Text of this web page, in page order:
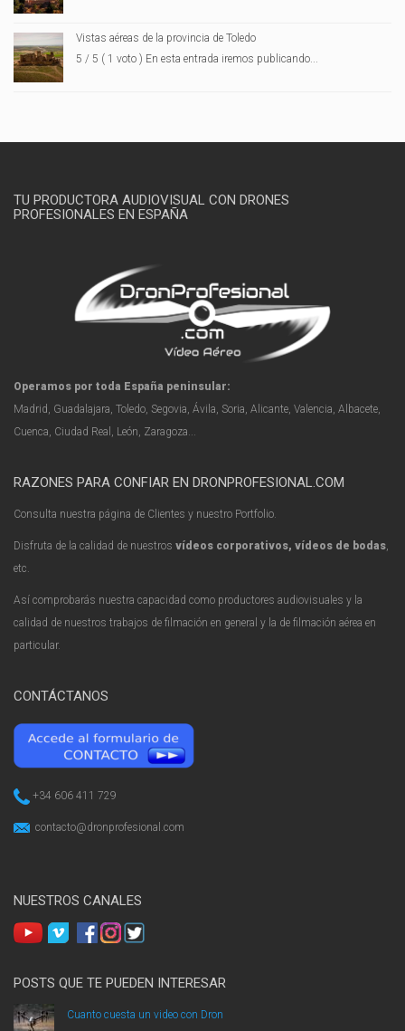
Vistas aéreas de la provincia de Toledo
5 / 5 ( 1 voto ) En esta entrada iremos publicando...
TU PRODUCTORA AUDIOVISUAL CON DRONES
PROFESIONALES EN ESPAÑA
Operamos por toda España peninsular:
Madrid, Guadalajara, Toledo, Segovia, Ávila, Soria, Alicante, Valencia, Albacete,
Cuenca, Ciudad Real, León, Zaragoza...
RAZONES PARA CONFIAR EN DRONPROFESIONAL.COM
Consulta nuestra página de Clientes y nuestro Portfolio.
Disfruta de la calidad de nuestros vídeos corporativos, vídeos de bodas,
etc.
Así comprobarás nuestra capacidad como productores audiovisuales y la
calidad de nuestros trabajos de filmación en general y la de filmación aérea en
particular.
CONTÁCTANOS
+34 606 411 729
contacto@dronprofesional.com
NUESTROS CANALES
POSTS QUE TE PUEDEN INTERESAR
Cuanto cuesta un video con Dron